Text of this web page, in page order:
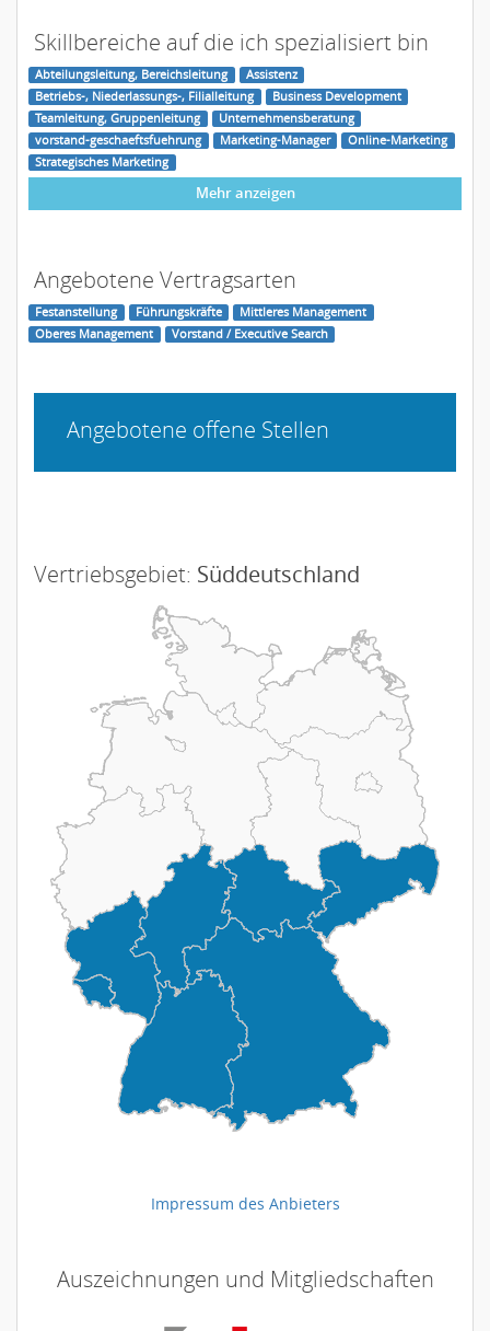
Skillbereiche auf die ich spezialisiert bin
Abteilungsleitung, Bereichsleitung
Assistenz
Betriebs-, Niederlassungs-, Filialleitung
Business Development
Teamleitung, Gruppenleitung
Unternehmensberatung
vorstand-geschaeftsfuehrung
Marketing-Manager
Online-Marketing
Strategisches Marketing
Mehr anzeigen
Angebotene Vertragsarten
Festanstellung Führungskräfte
Mittleres Management
Oberes Management
Vorstand / Executive Search
Angebotene offene Stellen
Vertriebsgebiet: Süddeutschland
Impressum des Anbieters
Auszeichnungen und Mitgliedschaften